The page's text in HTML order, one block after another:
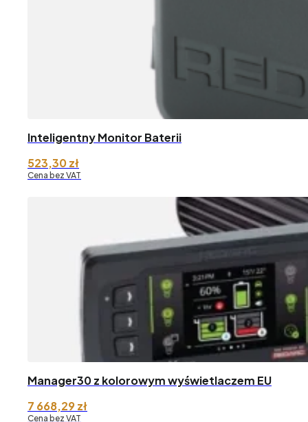
Inteligentny Monitor Baterii
523,30zł
Cena bez VAT
Manager30 z kolorowym wyświetlaczem EU
7 668,29zł
Cena bez VAT